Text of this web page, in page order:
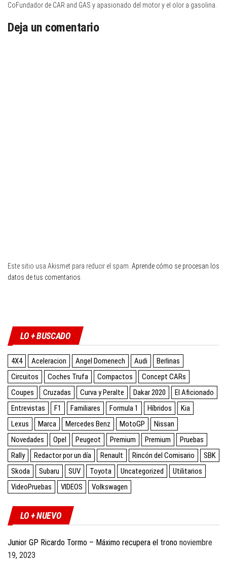
CoFundador de CAR and GAS y apasionado del motor y el olor a gasolina.
Deja un comentario
Este sitio usa Akismet para reducir el spam. Aprende cómo se procesan los
datos de tus comentarios
LO + BUSCADO
4X4 Aceleracion Angel Domenech Audi
Berlinas
Circuitos
Coches Trufa Compactos
Concept CARs
Coupes
Cruzadas Curva y Peralte Dakar 2020
El Aficionado
Entrevistas
F1 Familiares Formula 1 Híbridos
Kia
Lexus
Marca Mercedes Benz MotoGP
Nissan
Novedades
Opel Peugeot Premium Premium
Pruebas
Rally
Redactor por un día Renault Rincón del Comisario
SBK
Skoda
Subaru SUV Toyota Uncategorized
Utilitarios
VideoPruebas
VIDEOS Volkswagen
LO + NUEVO
Junior GP Ricardo Tormo – Máximo recupera el trono noviembre
19, 2023